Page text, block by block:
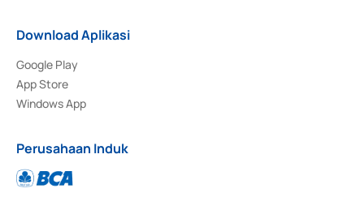
Download Aplikasi
Google Play
App Store
Windows App
Perusahaan Induk